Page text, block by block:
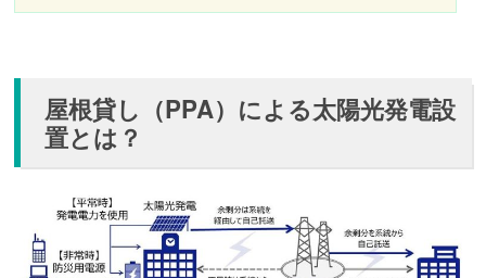
屋根貸し（PPA）による太陽光発電設
置とは？